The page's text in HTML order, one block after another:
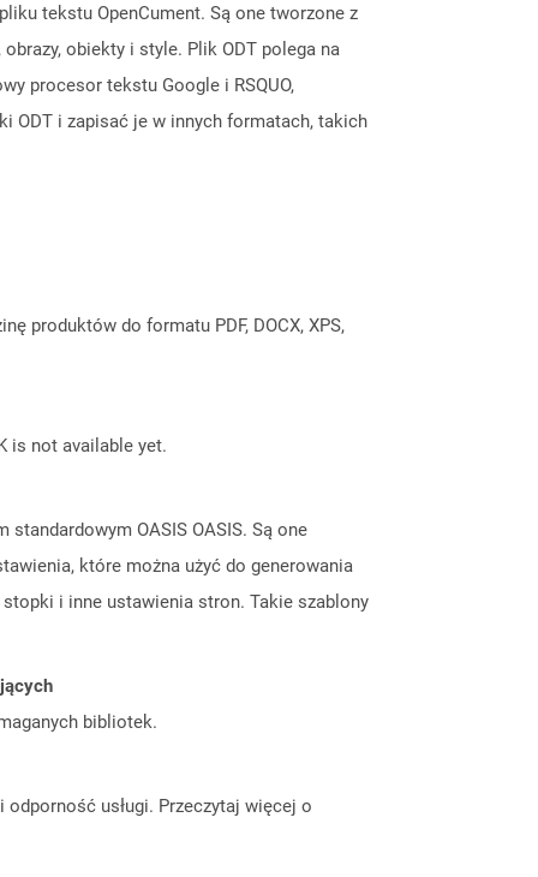
tekstu OpenCument. Są one tworzone z
obiekty i style. Plik ODT polega na
procesor tekstu Google i RSQUO,
ODT i zapisać je w innych formatach, takich
produktów do formatu PDF, DOCX, XPS,
is not available yet.
OASIS OASIS. Są one
które można użyć do generowania
i inne ustawienia stron. Takie szablony
bibliotek.
usługi. Przeczytaj więcej o